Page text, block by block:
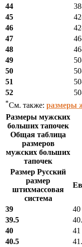
44
45
46
47
48
49
50
51
52
*См. также: размеры
Размеры мужских
больших тапочек
Общая таблица
размеров
мужских больших
тапочек
Размер Русский
размер
штихмассовая
система
39
40
39.5
40
41
40.5